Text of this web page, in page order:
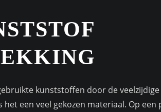
kunststoffen door de
een veel gekozen materiaal. Op een